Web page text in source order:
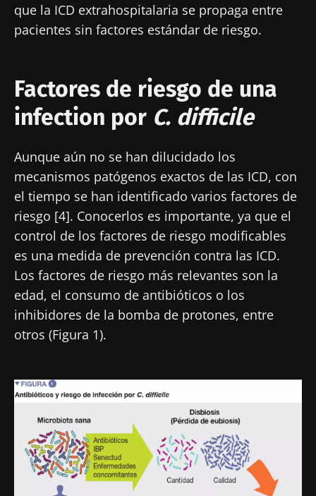
que la ICD extrahospitalaria se propaga entre
pacientes sin factores estándar de riesgo.
Factores de riesgo de una
infection por C. difficile
Aunque aún no se han dilucidado los
mecanismos patógenos exactos de las ICD, con
el tiempo se han identificado varios factores de
riesgo [4]. Conocerlos es importante, ya que el
control de los factores de riesgo modificables
es una medida de prevención contra las ICD.
Los factores de riesgo más relevantes son la
edad, el consumo de antibióticos o los
inhibidores de la bomba de protones, entre
otros (Figura 1).
Imagen